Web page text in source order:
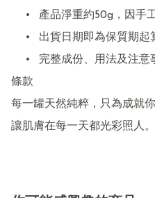
條款
每一罐天然純粹，只為成就
讓肌膚在每一天都光彩照人。